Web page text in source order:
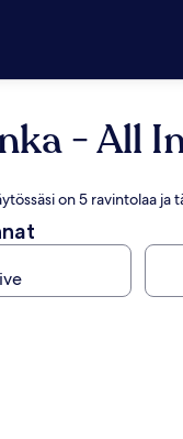
- All
on 5 ravintolaa